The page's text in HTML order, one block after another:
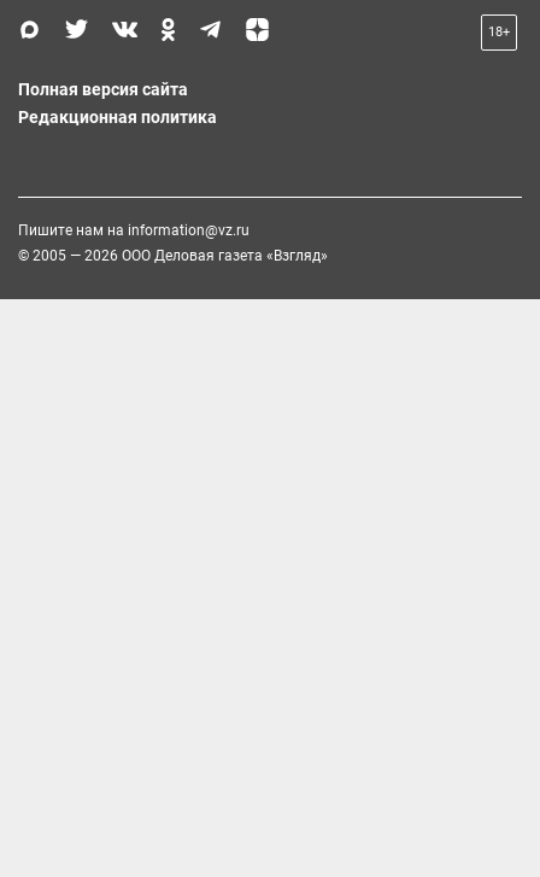
18+
Полная версия сайта
Редакционная политика
Пишите нам на information@vz.ru
© 2005 — 2026 ООО Деловая газета «Взгляд»